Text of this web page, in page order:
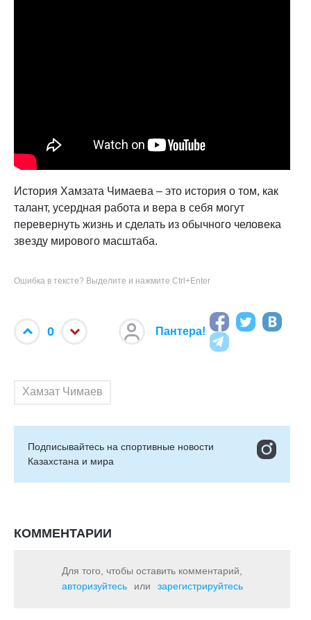
История Хамзата Чимаева – это история о том, как
талант, усердная работа и вера в себя могут
перевернуть жизнь и сделать из обычного человека
звезду мирового масштаба.
Ошибка в тексте? Выделите и нажмите Ctrl+Enter
0 Пантера!
Хамзат Чимаев
Подписывайтесь на cпортивные новости
Казахстана и мира
КОММЕНТАРИИ
Для того, чтобы оставить комментарий,
авторизуйтесь
или зарегистрируйтесь